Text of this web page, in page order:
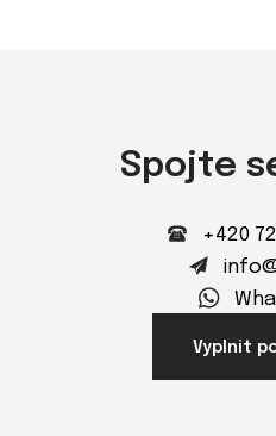
Spojte
+420
Vyplnit